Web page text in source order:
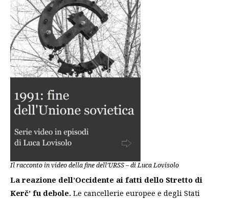
Il racconto in video della fine dell’URSS – di Luca Lovisolo
La reazione dell’Occidente ai fatti dello Stretto di
Kerč’ fu debole. Le cancellerie europee e degli Stati